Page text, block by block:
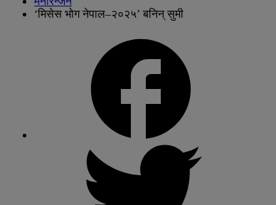
‘मिसेस भोग नेपाल–२०२५’ बनिन् सुमी